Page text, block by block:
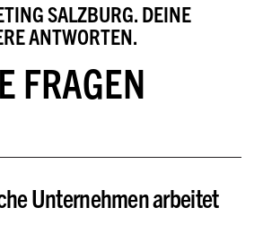
FRAGEN
SALZBURG. DEINE
ANTWORTEN.
Unternehmen arbeitet